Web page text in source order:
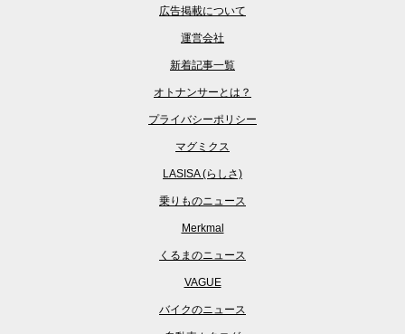
広告掲載について
運営会社
新着記事一覧
オトナンサーとは？
プライバシーポリシー
マグミクス
LASISA (らしさ)
乗りものニュース
Merkmal
くるまのニュース
VAGUE
バイクのニュース